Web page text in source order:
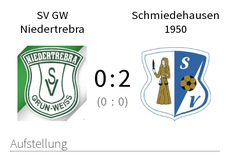
SV GW
Niedertrebra
Schmiedehausen
1950
0:2
(0 : 0)
Aufstellung